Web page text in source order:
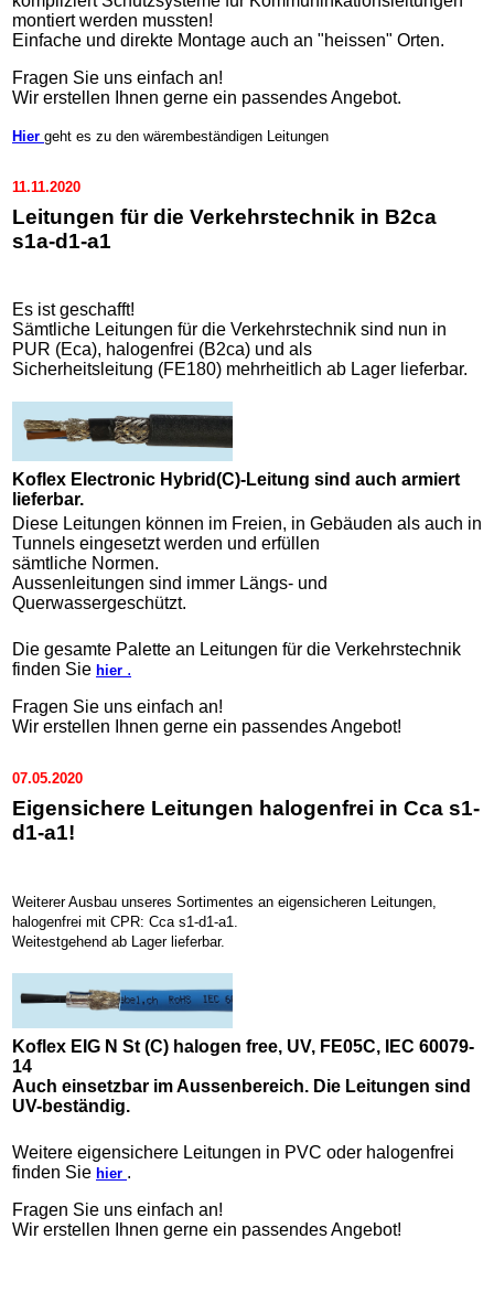
montiert werden mussten!
Einfache und direkte Montage auch an "heissen" Orten.
Fragen Sie uns einfach an!
Wir erstellen Ihnen gerne ein passendes Angebot.
Hier geht es zu den wärembeständigen Leitungen
11.11.2020
Leitungen für die Verkehrstechnik in B2ca
s1a-d1-a1
Es ist geschafft!
Sämtliche Leitungen für die Verkehrstechnik sind nun in
PUR (Eca), halogenfrei (B2ca) und als
Sicherheitsleitung (FE180) mehrheitlich ab Lager lieferbar.
Koflex Electronic Hybrid(C)-Leitung sind auch armiert
lieferbar.
Diese Leitungen können im Freien, in Gebäuden als auch in
Tunnels eingesetzt werden und erfüllen
sämtliche Normen.
Aussenleitungen sind immer Längs- und
Querwassergeschützt.
Die gesamte Palette an Leitungen für die Verkehrstechnik
finden Sie hier .
Fragen Sie uns einfach an!
Wir erstellen Ihnen gerne ein passendes Angebot!
07.05.2020
Eigensichere Leitungen halogenfrei in Cca s1-
d1-a1!
Weiterer Ausbau unseres Sortimentes an eigensicheren Leitungen,
halogenfrei mit CPR: Cca s1-d1-a1.
Weitestgehend ab Lager lieferbar.
Koflex EIG N St (C) halogen free, UV, FE05C, IEC 60079-
14
Auch einsetzbar im Aussenbereich. Die Leitungen sind
UV-beständig.
Weitere eigensichere Leitungen in PVC oder halogenfrei
finden Sie hier .
Fragen Sie uns einfach an!
Wir erstellen Ihnen gerne ein passendes Angebot!